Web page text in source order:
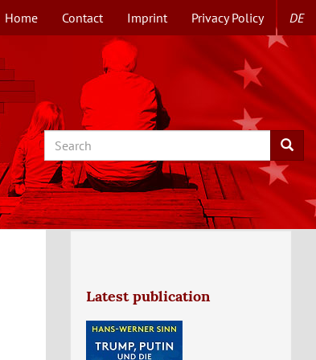
TOPMENUE
EN
Home Contact Imprint Privacy Policy DE
Search Search
Latest publication